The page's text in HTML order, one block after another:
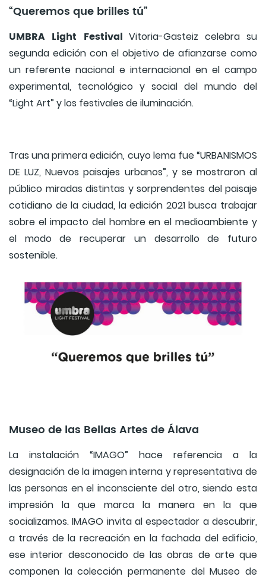
“Queremos que brilles tú”
UMBRA Light Festival Vitoria-Gasteiz celebra su
segunda edición con el objetivo de afianzarse como
un referente nacional e internacional en el campo
experimental, tecnológico y social del mundo del
“Light Art” y los festivales de iluminación.
Tras una primera edición, cuyo lema fue “URBANISMOS
DE LUZ, Nuevos paisajes urbanos”, y se mostraron al
público miradas distintas y sorprendentes del paisaje
cotidiano de la ciudad, la edición 2021 busca trabajar
sobre el impacto del hombre en el medioambiente y
el modo de recuperar un desarrollo de futuro
sostenible.
Museo de las Bellas Artes de Álava
La instalación “IMAGO” hace referencia a la
designación de la imagen interna y representativa de
las personas en el inconsciente del otro, siendo esta
impresión la que marca la manera en la que
socializamos. IMAGO invita al espectador a descubrir,
a través de la recreación en la fachada del edificio,
ese interior desconocido de las obras de arte que
componen la colección permanente del Museo de